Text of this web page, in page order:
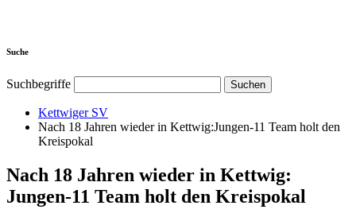
Suche
Suchbegriffe
Kettwiger SV
Nach 18 Jahren wieder in Kettwig:Jungen-11 Team holt den
Kreispokal
Nach 18 Jahren wieder in Kettwig:
Jungen-11 Team holt den Kreispokal